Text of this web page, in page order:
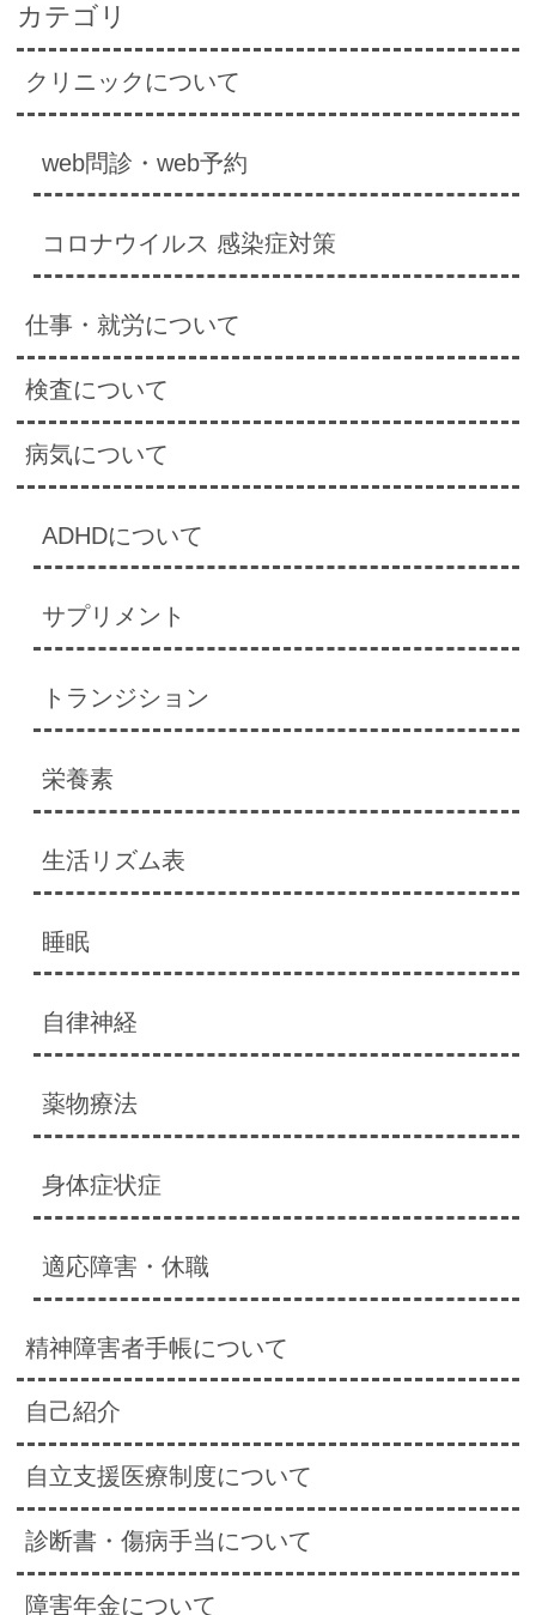
カテゴリ
クリニックについて
web問診・web予約
コロナウイルス 感染症対策
仕事・就労について
検査について
病気について
ADHDについて
サプリメント
トランジション
栄養素
生活リズム表
睡眠
自律神経
薬物療法
身体症状症
適応障害・休職
精神障害者手帳について
自己紹介
自立支援医療制度について
診断書・傷病手当について
障害年金について